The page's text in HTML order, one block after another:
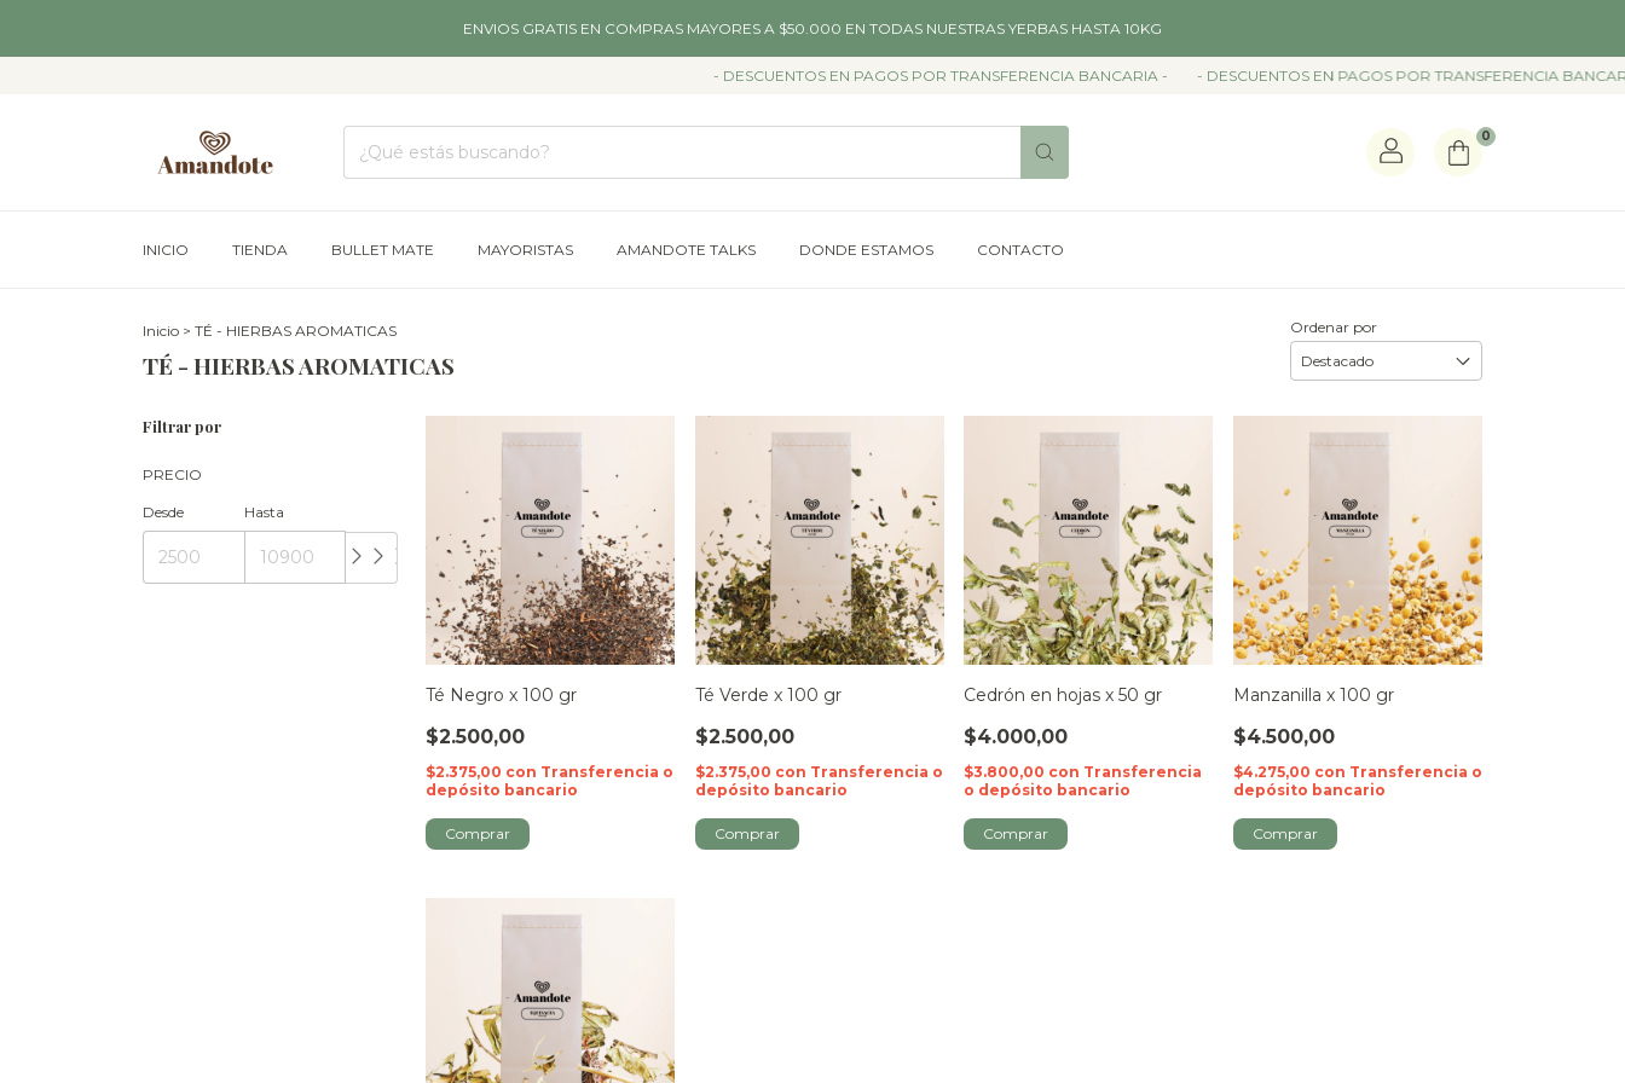
ENVIOS GRATIS EN COMPRAS MAYORES A $50.000 EN TODAS NUESTRAS YERBAS HASTA 10KG
- DESCUENTOS EN PAGOS POR TRANSFERENCIA BANCARIA - - DESCUENTOS EN PAGOS POR TRANSFERENCIA BANCARIA
0
INICIO TIENDA BULLET MATE MAYORISTAS AMANDOTE TALKS DONDE ESTAMOS CONTACTO
Inicio > TÉ - HIERBAS AROMATICAS
TÉ - HIERBAS AROMATICAS
Ordenar por
Filtrar por
PRECIO
Desde Hasta
Té Negro x 100 gr
$2.500,00
$2.375,00 con Transferencia o
depósito bancario
Té Verde x 100 gr
$2.500,00
$2.375,00 con Transferencia o
depósito bancario
Cedrón en hojas x 50 gr
$4.000,00
$3.800,00 con Transferencia
o depósito bancario
Manzanilla x 100 gr
$4.500,00
$4.275,00 con Transferencia o
depósito bancario